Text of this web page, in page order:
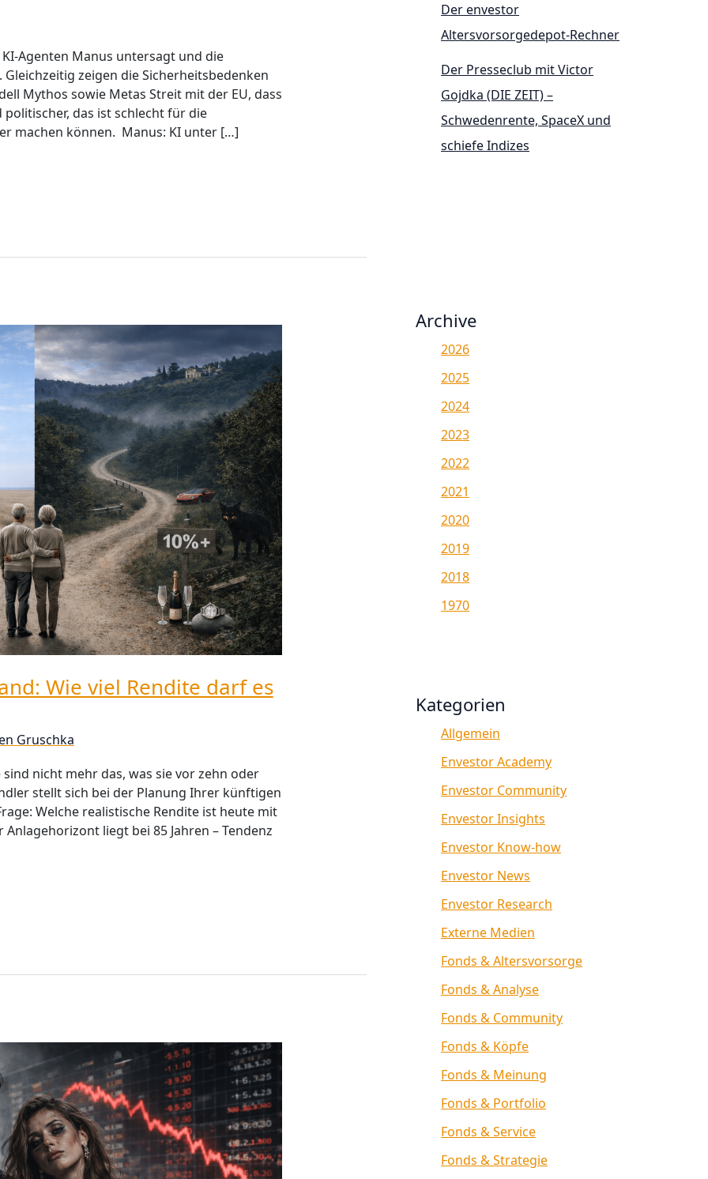
Agenten Manus untersagt und die
zeigen die Sicherheitsbedenken
Mythos sowie Metas Streit mit der EU, dass
das ist schlecht für die
machen können. Manus: KI unter […]
Wie viel Rendite darf es
Gruschka
nicht mehr das, was sie vor zehn oder
stellt sich bei der Planung Ihrer künftigen
Welche realistische Rendite ist heute mit
liegt bei 85 Jahren – Tendenz
Der envestor
Altersvorsorgedepot-Rechner
Der Presseclub mit Victor
Gojdka (DIE ZEIT) –
Schwedenrente, SpaceX und
schiefe Indizes
Archive
2026
2025
2024
2023
2022
2021
2020
2019
2018
1970
Kategorien
Allgemein
Envestor Academy
Envestor Community
Envestor Insights
Envestor Know-how
Envestor News
Envestor Research
Externe Medien
Fonds & Altersvorsorge
Fonds & Analyse
Fonds & Community
Fonds & Köpfe
Fonds & Meinung
Fonds & Portfolio
Fonds & Service
Fonds & Strategie